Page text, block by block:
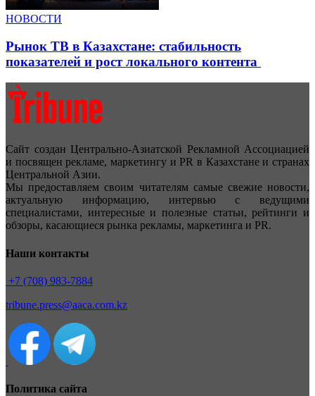
НОВОСТИ
Рынок ТВ в Казахстане: стабильность
показателей и рост локального контента
Сайт создан Центрально-Азиатской Рекламной Ассоциацией
и посвящен рекламе, маркетингу и PR в Казахстане и странах
Центральной Азии.
Мы предоставляем своим читателям самые свежие новости,
актуальную информацию, интервью с ведущими
специалистами, интересные и полезные статьи, рейтинги и
обзоры, касающиеся рынка рекламы, маркетинга и PR.
Наши контакты
+7 (708) 983-7884
tribune.press@aaca.com.kz
Политика сайта